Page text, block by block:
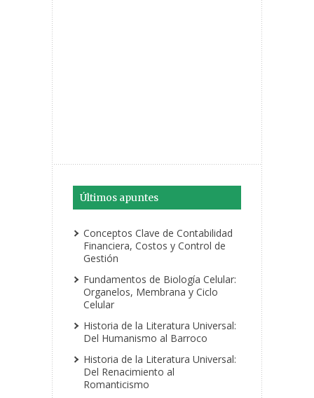
Últimos apuntes
Conceptos Clave de Contabilidad
Financiera, Costos y Control de
Gestión
Fundamentos de Biología Celular:
Organelos, Membrana y Ciclo
Celular
Historia de la Literatura Universal:
Del Humanismo al Barroco
Historia de la Literatura Universal:
Del Renacimiento al
Romanticismo